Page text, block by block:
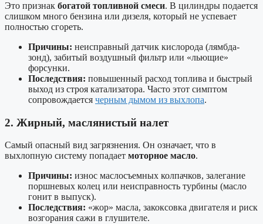
Это признак богатой топливной смеси. В цилиндры подается
слишком много бензина или дизеля, который не успевает
полностью сгореть.
Причины: неисправный датчик кислорода (лямбда-
зонд), забитый воздушный фильтр или «льющие»
форсунки.
Последствия: повышенный расход топлива и быстрый
выход из строя катализатора. Часто этот симптом
сопровождается черным дымом из выхлопа.
2. Жирный, маслянистый налет
Самый опасный вид загрязнения. Он означает, что в
выхлопную систему попадает моторное масло.
Причины: износ маслосъемных колпачков, залегание
поршневых колец или неисправность турбины (масло
гонит в выпуск).
Последствия: «жор» масла, закоксовка двигателя и риск
возгорания сажи в глушителе.